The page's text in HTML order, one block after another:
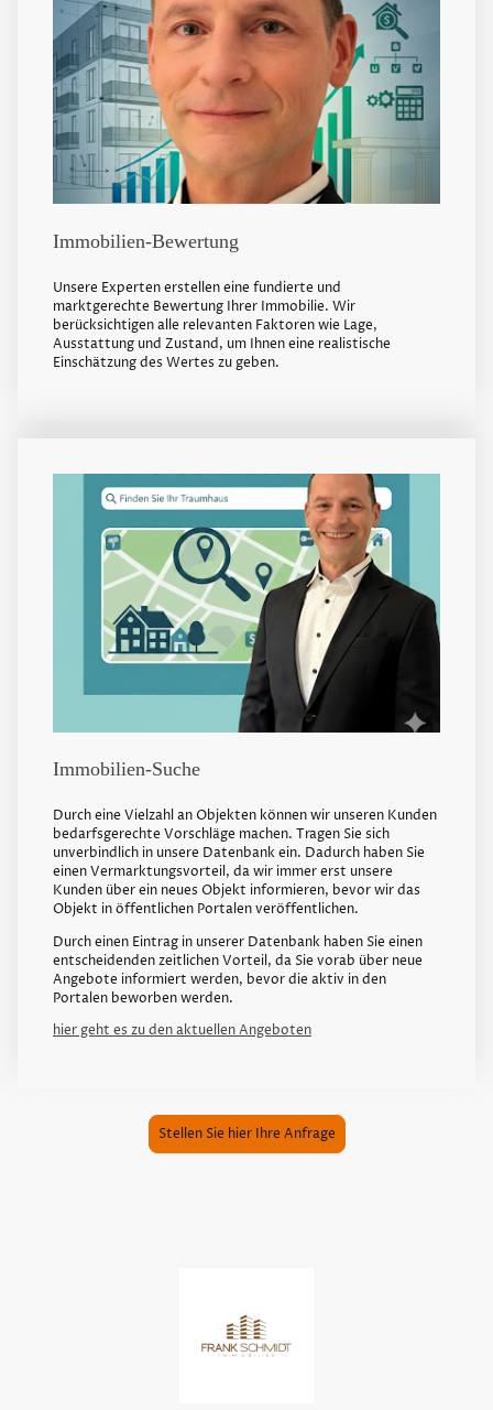
Immobilien-Bewertung
Unsere Experten erstellen eine fundierte und
marktgerechte Bewertung Ihrer Immobilie. Wir
berücksichtigen alle relevanten Faktoren wie Lage,
Ausstattung und Zustand, um Ihnen eine realistische
Einschätzung des Wertes zu geben.
Immobilien-Suche
Durch eine Vielzahl an Objekten können wir unseren Kunden
bedarfsgerechte Vorschläge machen. Tragen Sie sich
unverbindlich in unsere Datenbank ein. Dadurch haben Sie
einen Vermarktungsvorteil, da wir immer erst unsere
Kunden über ein neues Objekt informieren, bevor wir das
Objekt in öffentlichen Portalen veröffentlichen.
Durch einen Eintrag in unserer Datenbank haben Sie einen
entscheidenden zeitlichen Vorteil, da Sie vorab über neue
Angebote informiert werden, bevor die aktiv in den
Portalen beworben werden.
hier geht es zu den aktuellen Angeboten
Stellen Sie hier Ihre Anfrage